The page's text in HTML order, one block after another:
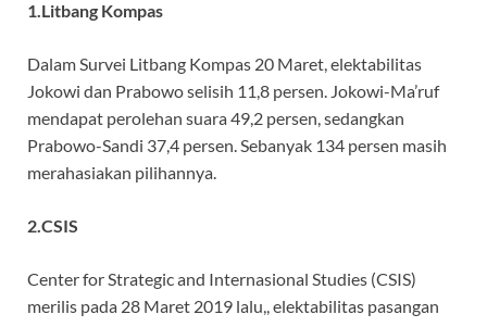
1.Litbang Kompas
Dalam Survei Litbang Kompas 20 Maret, elektabilitas
Jokowi dan Prabowo selisih 11,8 persen. Jokowi-Ma’ruf
mendapat perolehan suara 49,2 persen, sedangkan
Prabowo-Sandi 37,4 persen. Sebanyak 134 persen masih
merahasiakan pilihannya.
2.CSIS
Center for Strategic and Internasional Studies (CSIS)
merilis pada 28 Maret 2019 lalu,, elektabilitas pasangan